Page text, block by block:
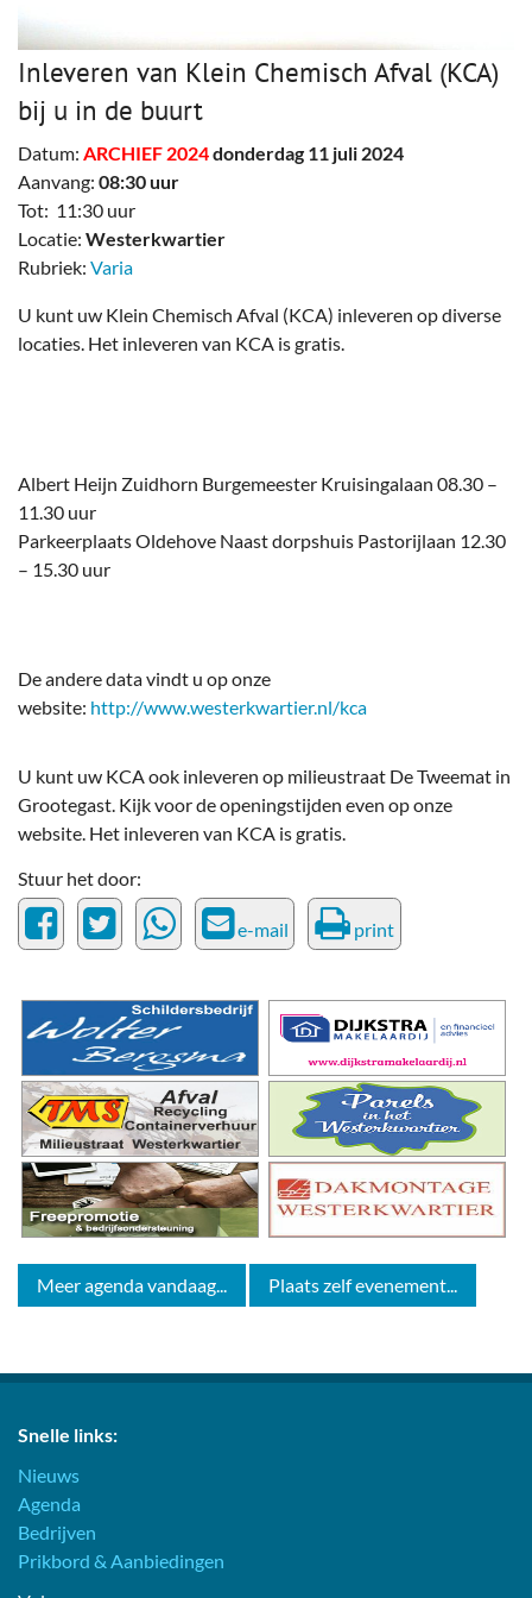
Inleveren van Klein Chemisch Afval (KCA)
bij u in de buurt
Datum: ARCHIEF 2024donderdag 11 juli 2024
Aanvang: 08:30 uur
Tot: 11:30 uur
Locatie: Westerkwartier
Rubriek: Varia
U kunt uw Klein Chemisch Afval (KCA) inleveren op diverse
locaties. Het inleveren van KCA is gratis.
Albert Heijn Zuidhorn Burgemeester Kruisingalaan 08.30 –
11.30 uur
Parkeerplaats Oldehove Naast dorpshuis Pastorijlaan 12.30
– 15.30 uur
De andere data vindt u op onze
website: http://www.westerkwartier.nl/kca
U kunt uw KCA ook inleveren op milieustraat De Tweemat in
Grootegast. Kijk voor de openingstijden even op onze
website. Het inleveren van KCA is gratis.
Stuur het door:
e-mail print
Meer agenda vandaag... Plaats zelf evenement...
Snelle links:
Nieuws
Agenda
Bedrijven
Prikbord & Aanbiedingen